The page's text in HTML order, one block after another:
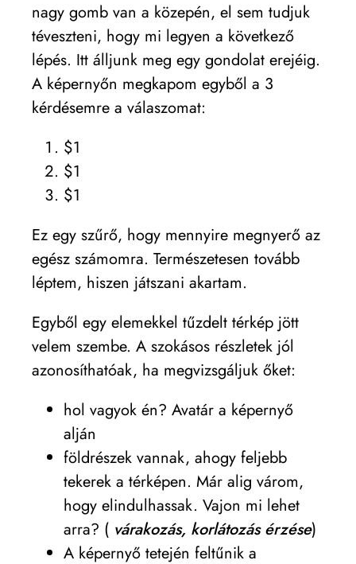
nagy gomb van a közepén, el sem tudjuk
téveszteni, hogy mi legyen a következő
lépés. Itt álljunk meg egy gondolat erejéig.
A képernyőn megkapom egyből a 3
kérdésemre a válaszomat:
$1
$1
$1
Ez egy szűrő, hogy mennyire megnyerő az
egész számomra. Természetesen tovább
léptem, hiszen játszani akartam.
Egyből egy elemekkel tűzdelt térkép jött
velem szembe. A szokásos részletek jól
azonosíthatóak, ha megvizsgáljuk őket:
hol vagyok én? Avatár a képernyő
alján
földrészek vannak, ahogy feljebb
tekerek a térképen. Már alig várom,
hogy elindulhassak. Vajon mi lehet
arra? ( várakozás, korlátozás érzése)
A képernyő tetején feltűnik a